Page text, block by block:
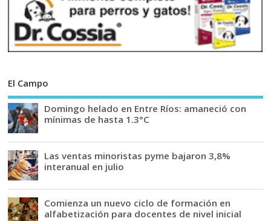
El Campo
Domingo helado en Entre Ríos: amaneció con
mínimas de hasta 1.3°C
Las ventas minoristas pyme bajaron 3,8%
interanual en julio
Comienza un nuevo ciclo de formación en
alfabetización para docentes de nivel inicial